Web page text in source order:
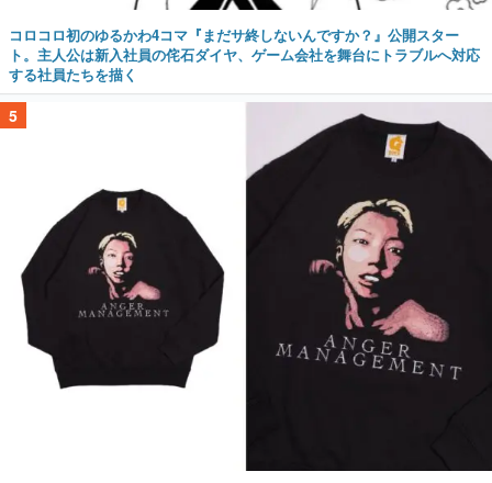
コロコロ初のゆるかわ4コマ『まだサ終しないんですか？』公開スター
ト。主人公は新入社員の侘石ダイヤ、ゲーム会社を舞台にトラブルへ対応
する社員たちを描く
5